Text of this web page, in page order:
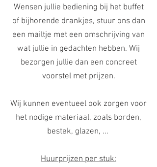
Wensen jullie bediening bij het buffet
of bijhorende drankjes, stuur ons dan
een mailtje met een omschrijving van
wat jullie in gedachten hebben. Wij
bezorgen jullie dan een concreet
voorstel met prijzen.
Wij kunnen eventueel ook zorgen voor
het nodige materiaal, zoals borden,
bestek, glazen, ...
Huurprijzen per stuk: